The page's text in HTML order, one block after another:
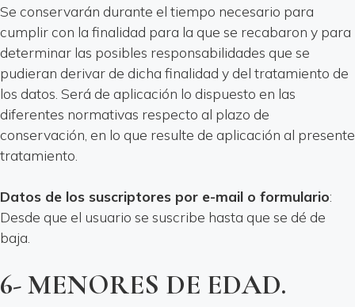
Se conservarán durante el tiempo necesario para
cumplir con la finalidad para la que se recabaron y para
determinar las posibles responsabilidades que se
pudieran derivar de dicha finalidad y del tratamiento de
los datos. Será de aplicación lo dispuesto en las
diferentes normativas respecto al plazo de
conservación, en lo que resulte de aplicación al presente
tratamiento.
Datos de los suscriptores por e-mail o formulario:
Desde que el usuario se suscribe hasta que se dé de
baja.
6- MENORES DE EDAD.